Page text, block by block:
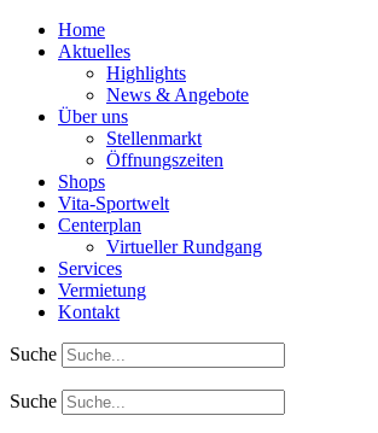
Home
Aktuelles
Highlights
News & Angebote
Über uns
Stellenmarkt
Öffnungszeiten
Shops
Vita-Sportwelt
Centerplan
Virtueller Rundgang
Services
Vermietung
Kontakt
Suche
Suche